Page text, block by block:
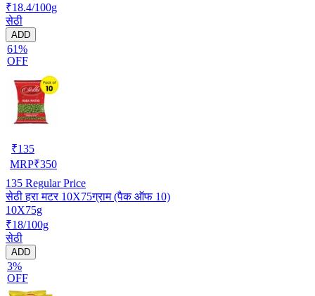
₹18.4/100g
सेठी
ADD
61%
OFF
₹135
MRP₹350
135 Regular Price
सेठी हरा मटर 10X75ग्राम (पैक ऑफ 10)
10X75g
₹18/100g
सेठी
ADD
3%
OFF